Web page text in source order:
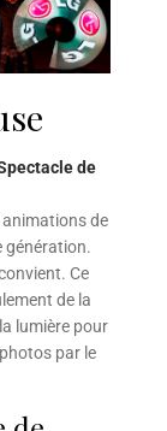
de
de
génération.
Ce
de la
lumière pour
par le